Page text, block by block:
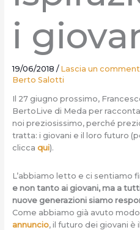
i
19/06/2018 / Lascia un
Berto Salotti
Il 27 giugno prossimo,
BertoLive di Meda per
noi preziosissimo, perché
tratta: i giovani e il loro futuro
clicca qui).
L’abbiamo letto e ci sentiamo
e non tanto ai giovani, ma a
nuove generazioni siamo
Come abbiamo già avuto
annuncio, il futuro dei giovani è